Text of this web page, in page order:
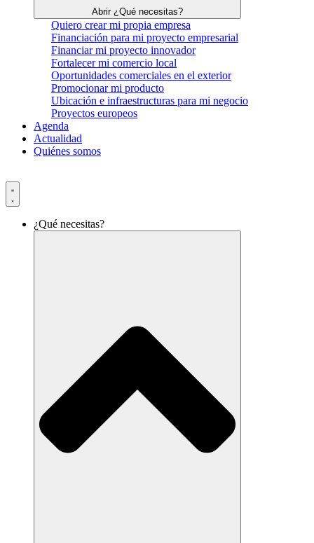
Abrir ¿Qué necesitas?
Quiero crear mi propia empresa
Financiación para mi proyecto empresarial
Financiar mi proyecto innovador
Fortalecer mi comercio local
Oportunidades comerciales en el exterior
Promocionar mi producto
Ubicación e infraestructuras para mi negocio
Proyectos europeos
Agenda
Actualidad
Quiénes somos
¿Qué necesitas?